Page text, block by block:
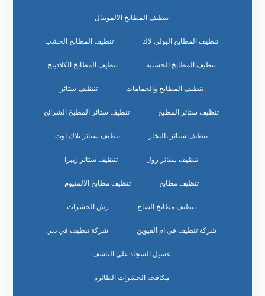
تنظيف المطابخ الالمونتال
تنظيف المطابخ البولي لاك تنظيف المطابخ الخشب
تنظيف المطابخ الخشبية تنظيف المطابخ الكلادينج
تنظيف المطابخ والحمامات تنظيف ستائر
تنظيف ستائر المطبخ تنظيف ستائر المطبخ الشرائح
تنظيف ستائر بالبخار تنظيف ستائر بلاك اوت
تنظيف ستائر رول تنظيف ستائر زيبرا
تنظيف مطابخ تنظيف مطابخ الالمنيوم
تنظيف مطابخ الصاج رش الحشرات
شركة تنظيف في ام القيوين شركة تنظيف في دبي
غسيل السجاد على الناشف
مكافحة الحشرات الطائرة